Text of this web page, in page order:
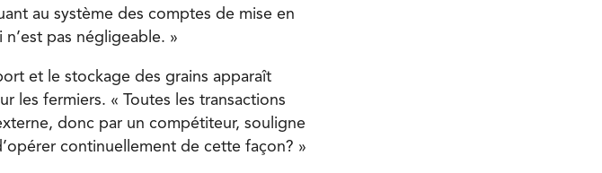
au système des comptes de mise en
pas négligeable. »
et le stockage des grains apparaît
les fermiers. « Toutes les transactions
donc par un compétiteur, souligne
continuel­lement de cette façon? »